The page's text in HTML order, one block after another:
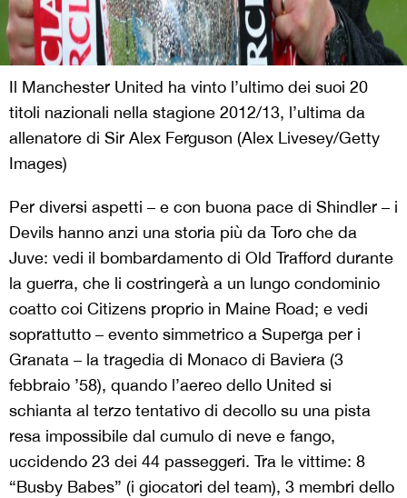
Il Manchester United ha vinto l’ultimo dei suoi 20
titoli nazionali nella stagione 2012/13, l’ultima da
allenatore di Sir Alex Ferguson (Alex Livesey/Getty
Images)
Per diversi aspetti – e con buona pace di Shindler – i
Devils hanno anzi una storia più da Toro che da
Juve: vedi il bombardamento di Old Trafford durante
la guerra, che li costringerà a un lungo condominio
coatto coi Citizens proprio in Maine Road; e vedi
soprattutto – evento simmetrico a Superga per i
Granata – la tragedia di Monaco di Baviera (3
febbraio ’58), quando l’aereo dello United si
schianta al terzo tentativo di decollo su una pista
resa impossibile dal cumulo di neve e fango,
uccidendo 23 dei 44 passeggeri. Tra le vittime: 8
“Busby Babes” (i giocatori del team), 3 membri dello